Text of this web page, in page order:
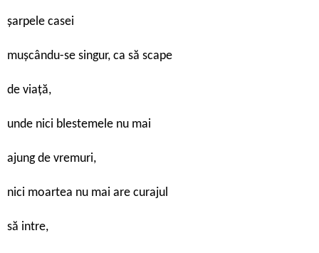
şarpele casei
muşcându-se singur, ca să scape
de viaţă,
unde nici blestemele nu mai
ajung de vremuri,
nici moartea nu mai are curajul
să intre,